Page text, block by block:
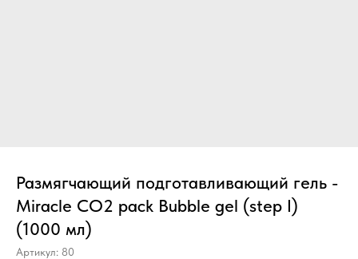
Размягчающий подготавливающий гель -
Miracle CO2 pack Bubble gel (step I)
(1000 мл)
Артикул: 80